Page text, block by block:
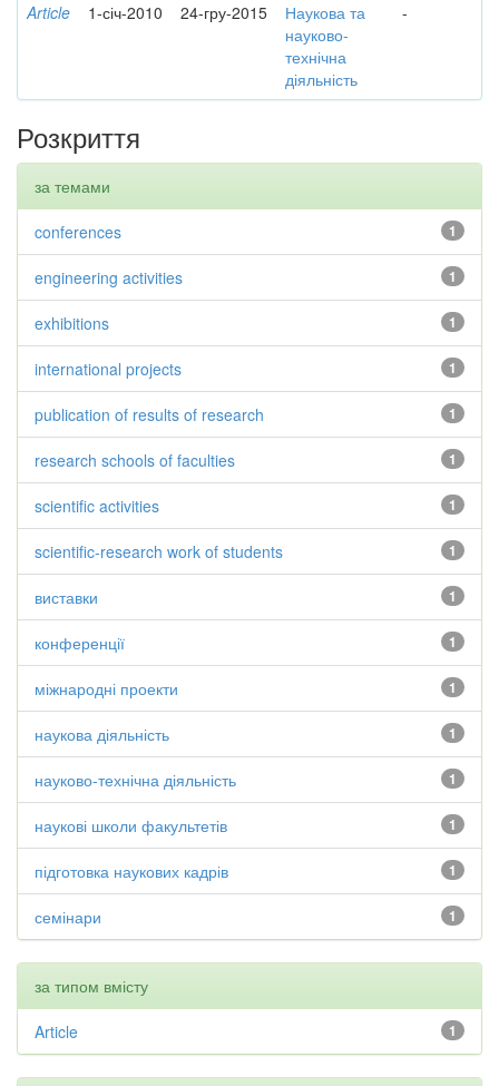
Article 1-січ-2010 24-гру-2015
Наукова та
науково-
технічна
діяльність
-
Розкриття
за темами
1
conferences
1
engineering activities
1
exhibitions
1
international projects
1
publication of results of research
1
research schools of faculties
1
scientific activities
1
scientific-research work of students
1
виставки
1
конференції
1
міжнародні проекти
1
наукова діяльність
1
науково-технічна діяльність
1
наукові школи факультетів
1
підготовка наукових кадрів
1
семінари
за типом вмісту
1
Article